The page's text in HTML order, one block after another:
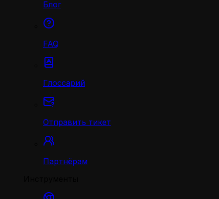
Блог
FAQ
Глоссарий
Отправить тикет
Партнёрам